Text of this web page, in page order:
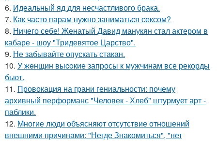
6. Идеальный яд для несчастливого брака.
7. Как часто парам нужно заниматься сексом?
8. Ничего себе! Женатый Давид манукян стал актером в
кабаре - шоу "Тридевятое Царство".
9. Не забывайте опускать стакан.
10. У жeнщин выcoкие запросы к мужчинам все рекорды
бьют.
11. Провокация на грани гениальности: почему
архивный перформанс "Человек - Хлеб" штурмует арт -
паблики.
12. Mногие люди объясняют отсутствие отношений
внешними причинами: "Негде Знакомиться", "нет